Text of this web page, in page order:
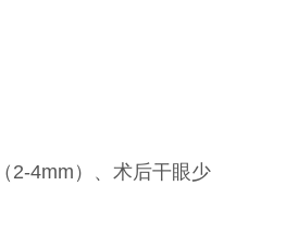
2-4mm）、术后干眼少